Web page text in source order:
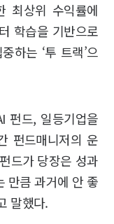
최상위 수익률에
학습을 기반으로
하는 ‘투 트랙’으
펀드, 일등기업을
펀드매니저의 운
드가 당장은 성과
만큼 과거에 안 좋
말했다.